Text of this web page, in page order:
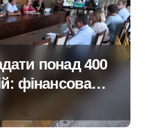
понад 400
фінансова
від